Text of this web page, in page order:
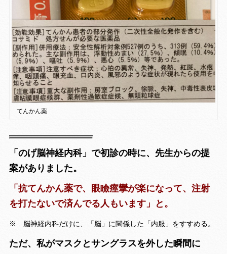
てんかん薬
「のげ脳神経内科」で初診の時に、先生からの提
案がありました。
「抗てんかん薬で、眼瞼痙攣が楽になって、注射
を打たないで済んでる人もいます」と。
※ 脳神経内科だけに、「脳」に関係した「内服」をすすめる。
ただ、私がマスクとサングラスを外した瞬間に